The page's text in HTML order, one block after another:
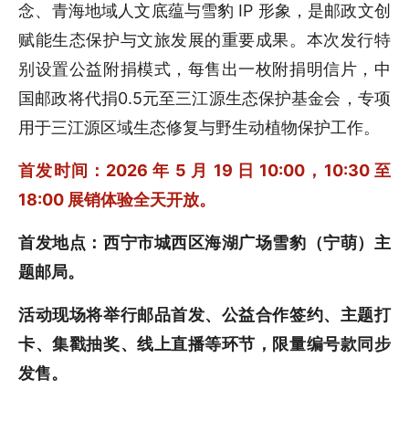
念、青海地域人文底蕴与雪豹 IP 形象，是邮政文创
赋能生态保护与文旅发展的重要成果。本次发行特
别设置公益附捐模式，每售出一枚附捐明信片，中
国邮政将代捐0.5元至三江源生态保护基金会，专项
用于三江源区域生态修复与野生动植物保护工作。
首发时间：2026 年 5 月 19 日 10:00，10:30 至
18:00 展销体验全天开放。
首发地点：西宁市城西区海湖广场雪豹（宁萌）主
题邮局。
活动现场将举行邮品首发、公益合作签约、主题打
卡、集戳抽奖、线上直播等环节，限量编号款同步
发售。